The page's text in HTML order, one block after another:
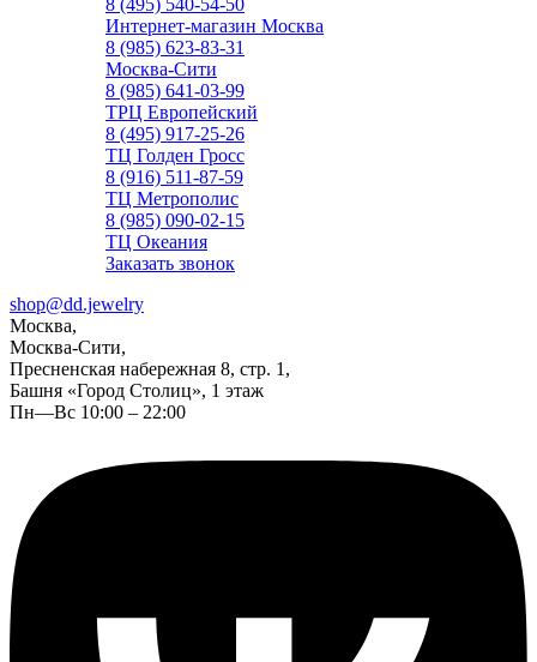
8 (495) 540-54-50
Интернет-магазин Москва
8 (985) 623-83-31
Москва-Сити
8 (985) 641-03-99
ТРЦ Европейский
8 (495) 917-25-26
ТЦ Голден Гросс
8 (916) 511-87-59
ТЦ Метрополис
8 (985) 090-02-15
ТЦ Океания
Заказать звонок
shop@dd.jewelry
Москва,
Москва-Сити,
Пресненская набережная 8, стр. 1,
Башня «Город Столиц», 1 этаж
Пн—Вс 10:00 – 22:00